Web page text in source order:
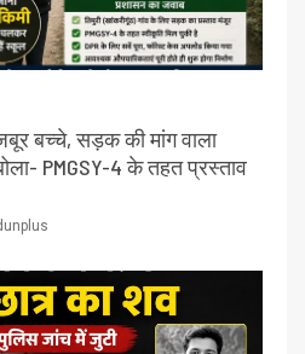
बच्चे, सड़क की मांग वाला
PMGSY-4 के तहत प्रस्ताव